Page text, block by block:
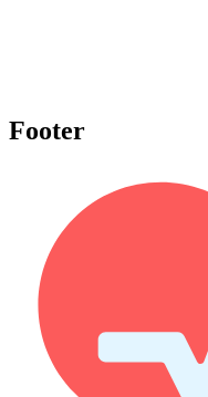
Footer